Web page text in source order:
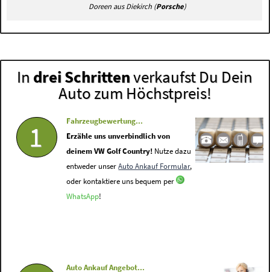
Doreen aus Diekirch (Porsche)
In drei Schrittenverkaufst Du Dein
Auto zum Höchstpreis!
1
Fahrzeugbewertung...
Erzähle uns unverbindlich von
deinem VW Golf Country! Nutze dazu
entweder unserAuto Ankauf Formular,
oder kontaktiere uns bequem per
WhatsApp!
Auto Ankauf Angebot...